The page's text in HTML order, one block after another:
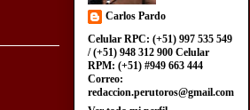
Carlos Pardo
Celular RPC: (+51) 997 535 549
/ (+51) 948 312 900 Celular
RPM: (+51) #949 663 444
Correo:
redaccion.perutoros@gmail.com